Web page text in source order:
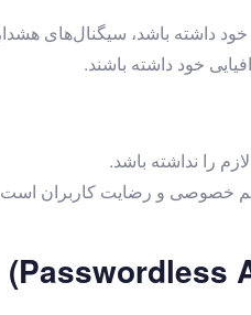
داشته باشد، سیگنال‌های
خود داشته باشند.
را نداشته باشد.
خصوصی و رضایت کاربران